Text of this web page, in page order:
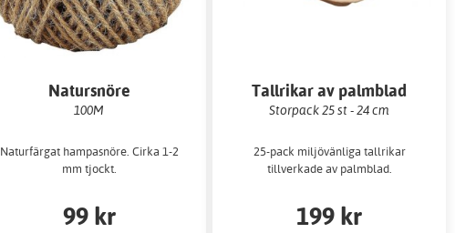
Natursnöre
100M
Naturfärgat hampasnöre. Cirka 1-2
mm tjockt.
99 kr
Tallrikar av palmblad
Storpack 25 st - 24 cm
25-pack miljövänliga tallrikar
tillverkade av palmblad.
199 kr